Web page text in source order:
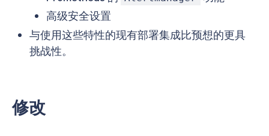
高级安全设置
与使用这些特性的现有部署集成比预想的更具
挑战性。
修改